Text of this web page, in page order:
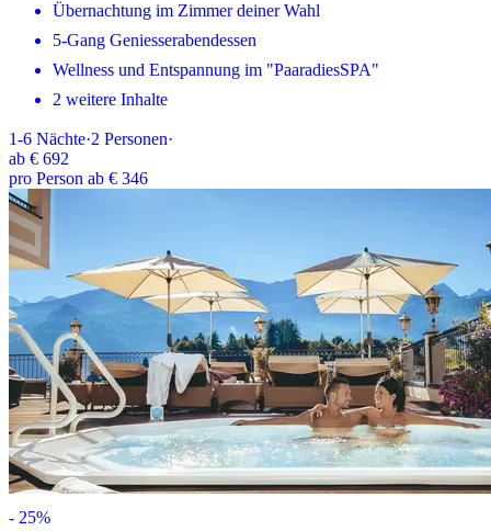
Übernachtung im Zimmer deiner Wahl
5-Gang Geniesserabendessen
Wellness und Entspannung im "PaaradiesSPA"
2 weitere Inhalte
1-6 Nächte·2 Personen·
ab € 692
pro Person ab € 346
- 25%